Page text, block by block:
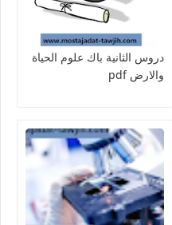
دروس الثانية باك علوم الحياة
والارض pdf